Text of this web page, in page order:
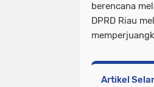
berencana
DPRD Riau
Artikel